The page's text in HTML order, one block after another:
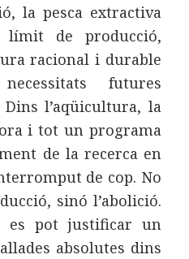
la pesca extractiva
de producció,
racional i durable
futures
Dins l’aqüicultura, la
i tot un programa
de la recerca en
de cop. No
sinó l’abolició.
pot justificar un
absolutes dins